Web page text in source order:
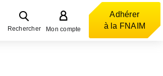
Rechercher Mon compte
Adhérer
à la FNAIM